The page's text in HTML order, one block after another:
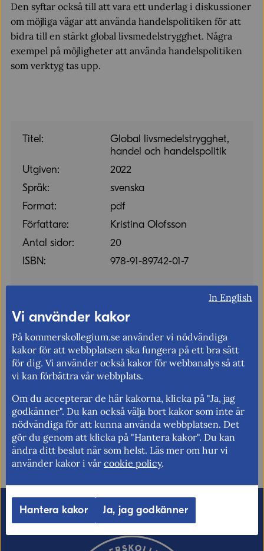
Titel:
Global livsmedelstrygghet,
handel och handelspolitik
Utgiven:
2022
Språk:
svenska
Format:
pdf
Författare:
Kristina Olofsson
Antal sidor:
20
ISBN:
978-91-89742-01-7
Den syftar också till att vara ett underlag i diskussioner
om möjliga vägar att använda handelspolitiken för att
bidra till en stärkt global livsmedelstrygghet. Några
exempel på möjligheter att använda handelspolitiken
som verktyg tas upp.
Berätta gärna vad vi kan göra för att
Synpunkter (obligatoriskt)
E-post (valfritt, men glöm inte att ange
adressen om du vill ha svar från oss!)
Uppdaterad: 2022-09-13
In English
Vi använder kakor
På kommerskollegium.se använder vi nödvändiga
kakor för att webbplatsen ska fungera på ett bra sätt
för dig. Vi använder också kakor för webbanalys så att
vi kan förbättra vår webbplats.
Om du accepterar de här kakorna, klicka på "Ja, jag
godkänner". Du kan också välja bort kakor som inte är
nödvändiga för att kunna använda webbplatsen. Det
gör du genom att klicka på "Hantera kakor". Du kan
ändra ditt beslut när som helst. Läs mer om hur vi
använder kakor i vår cookie policy.
Hantera kakor Ja, jag godkänner